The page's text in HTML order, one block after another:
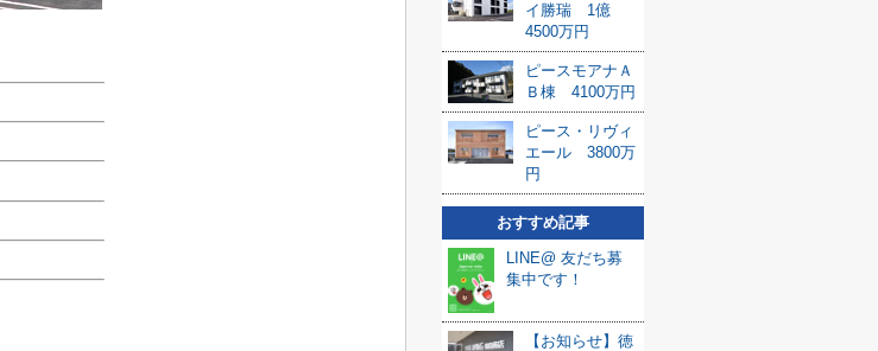
イ勝瑞 1億
4500万円
ピースモアナＡ
Ｂ棟 4100万円
ピース・リヴィ
エール 3800万
円
おすすめ記事
LINE@ 友だち募
集中です！
【お知らせ】徳